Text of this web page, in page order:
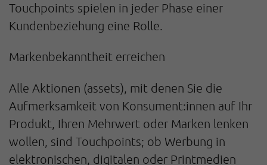
Touchpoints spielen in jeder Phase einer
Kundenbeziehung eine Rolle.
Markenbekanntheit erreichen
Alle Aktionen (assets), mit denen Sie die
Aufmerksamkeit von Konsument:innen auf Ihr
Produkt, Ihren Mehrwert oder Marken lenken
wollen, sind Touchpoints; ob Werbung in
elektronischen, digitalen oder Printmedien